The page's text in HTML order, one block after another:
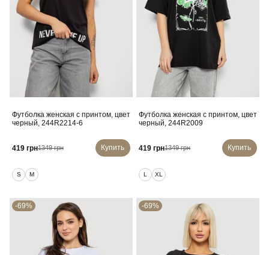
Футболка женская с принтом, цвет
черный, 244R2214-6
419 грн1349 грн Купить
S M
Футболка женская с принтом, цвет
черный, 244R2009
419 грн1349 грн Купить
L XL
-69% -69%